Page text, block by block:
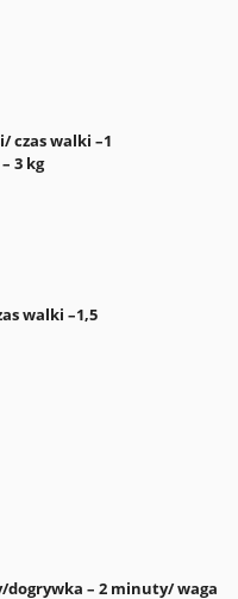
czas walki –1
3 kg
walki –1,5
– 2 minuty/ waga